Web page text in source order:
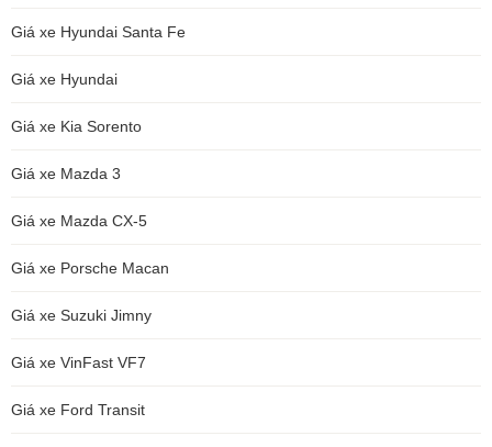
Giá xe Hyundai Santa Fe
Giá xe Hyundai
Giá xe Kia Sorento
Giá xe Mazda 3
Giá xe Mazda CX-5
Giá xe Porsche Macan
Giá xe Suzuki Jimny
Giá xe VinFast VF7
Giá xe Ford Transit